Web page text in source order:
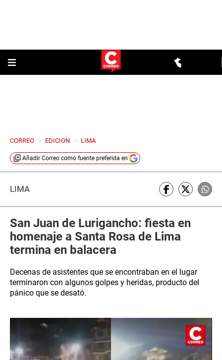
CORREO > EDICION > LIMA
Añadir Correo como fuente preferida en
LIMA
San Juan de Lurigancho: fiesta en
homenaje a Santa Rosa de Lima
termina en balacera
Decenas de asistentes que se encontraban en el lugar
terminaron con algunos golpes y heridas, producto del
pánico que se desató.